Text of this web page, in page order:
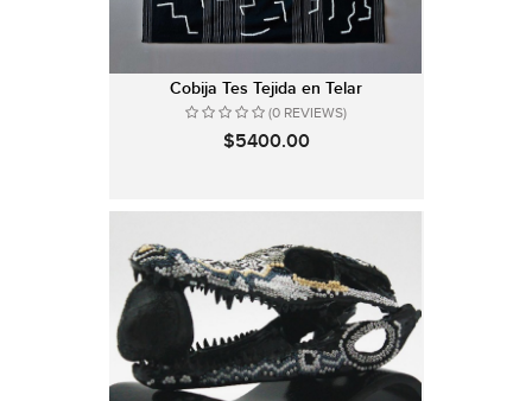
Cobija Tes Tejida en Telar
(0 REVIEWS)
$5400.00